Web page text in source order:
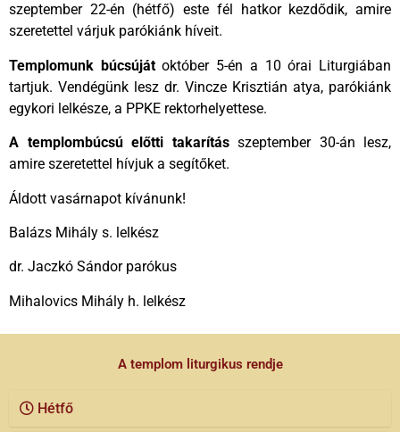
szeptember 22-én (hétfő) este fél hatkor kezdődik, amire
szeretettel várjuk parókiánk híveit.
Templomunk búcsújátoktóber 5-én a 10 órai Liturgiában
tartjuk. Vendégünk lesz dr. Vincze Krisztián atya, parókiánk
egykori lelkésze, a PPKE rektorhelyettese.
A templombúcsú előtti takarításszeptember 30-án lesz,
amire szeretettel hívjuk a segítőket.
Áldott vasárnapot kívánunk!
Balázs Mihály s. lelkész
dr. Jaczkó Sándor parókus
Mihalovics Mihály h. lelkész
A templom liturgikus rendje
Hétfő